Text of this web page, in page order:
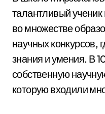
талантливый
во множестве
научных конкурсов,
знания и умения. В
собственную
которую входили